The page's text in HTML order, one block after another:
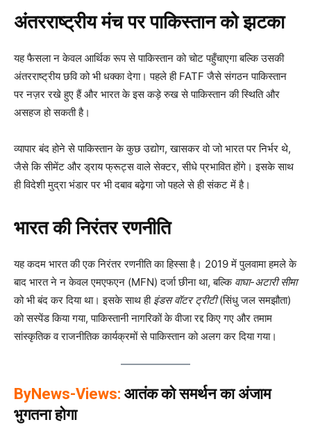
अंतरराष्ट्रीय मंच पर पाकिस्तान को झटका
यह फैसला न केवल आर्थिक रूप से पाकिस्तान को चोट पहुँचाएगा बल्कि उसकी
अंतरराष्ट्रीय छवि को भी धक्का देगा। पहले ही FATF जैसे संगठन पाकिस्तान
पर नज़र रखे हुए हैं और भारत के इस कड़े रुख से पाकिस्तान की स्थिति और
असहज हो सकती है।
व्यापार बंद होने से पाकिस्तान के कुछ उद्योग, खासकर वो जो भारत पर निर्भर थे,
जैसे कि सीमेंट और ड्राय फ्रूट्स वाले सेक्टर, सीधे प्रभावित होंगे। इसके साथ
ही विदेशी मुद्रा भंडार पर भी दबाव बढ़ेगा जो पहले से ही संकट में है।
भारत की निरंतर रणनीति
यह कदम भारत की एक निरंतर रणनीति का हिस्सा है। 2019 में पुलवामा हमले के
बाद भारत ने न केवल एमएफएन (MFN) दर्जा छीना था, बल्कि वाघा-अटारी सीमा
को भी बंद कर दिया था। इसके साथ ही इंडस वॉटर ट्रीटी(सिंधु जल समझौता)
को सस्पेंड किया गया, पाकिस्तानी नागरिकों के वीजा रद्द किए गए और तमाम
सांस्कृतिक व राजनीतिक कार्यक्रमों से पाकिस्तान को अलग कर दिया गया।
ByNews-Views: आतंक को समर्थन का अंजाम
भुगतना होगा